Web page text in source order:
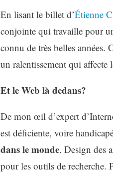
En lisant le billet d’Étienne
conjointe qui travaille pour
connu de très belles années.
un ralentissement qui affecte
Et le Web là dedans?
De mon œil d’expert
est déficiente, voire
dans le monde. Design des
pour les outils de recherche.